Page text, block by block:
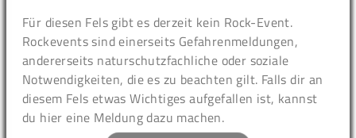
Für diesen Fels gibt es derzeit kein Rock-Event.
Rockevents sind einerseits Gefahrenmeldungen,
andererseits naturschutzfachliche oder soziale
Notwendigkeiten, die es zu beachten gilt. Falls dir an
diesem Fels etwas Wichtiges aufgefallen ist, kannst
du hier eine Meldung dazu machen.